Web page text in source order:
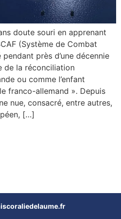
doute souri en apprenant
(Système de Combat
près d’une décennie
de la réconciliation
ou comme l’enfant
franco-allemand ». Depuis
nue, consacré, entre autres,
[…]